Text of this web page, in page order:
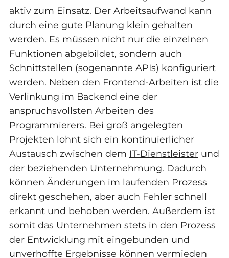
aktiv zum Einsatz. Der Arbeitsaufwand kann
durch eine gute Planung klein gehalten
werden. Es müssen nicht nur die einzelnen
Funktionen abgebildet, sondern auch
Schnittstellen (sogenannte APIs) konfiguriert
werden. Neben den Frontend-Arbeiten ist die
Verlinkung im Backend eine der
anspruchsvollsten Arbeiten des
Programmierers. Bei groß angelegten
Projekten lohnt sich ein kontinuierlicher
Austausch zwischen dem IT-Dienstleisterund
der beziehenden Unternehmung. Dadurch
können Änderungen im laufenden Prozess
direkt geschehen, aber auch Fehler schnell
erkannt und behoben werden. Außerdem ist
somit das Unternehmen stets in den Prozess
der Entwicklung mit eingebunden und
unverhoffte Ergebnisse können vermieden